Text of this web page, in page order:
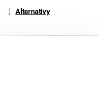
Alternativy